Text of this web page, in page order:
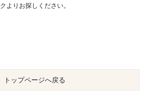
クよりお探しください。
トップページへ戻る